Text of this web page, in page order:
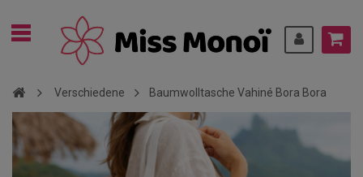
Verschiedene Baumwolltasche Vahiné Bora Bora